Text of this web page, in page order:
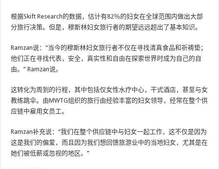
根据Skift Research的数据，估计有82％的妇女在全球范围内做出大部
分旅行决策。但是，穆斯林妇女旅行者的期望远远超出了基本知识。
Ramzan说：“当今的穆斯林妇女旅行者不仅在寻找清真食品和祈祷垫；
他们正在寻找代表，安全，真实性和自由在探索世界时成为自己的自
由。” Ramzan说。
这转化为周到的行程，其中包括仅女性水疗中心，干式酒店，甚至与女
教练跳伞。由MWTG组织的旅行由经验丰富的妇女领导，经常在整个供
应链中雇用女员工。
Ramzan补充说：“我们在整个供应链中与妇女一起工作，这不仅是因为
这是我们的偏爱，而且因为我们想回馈旅游业中的当地妇女，尤其是在
她们被低薪或忽视的地区。”